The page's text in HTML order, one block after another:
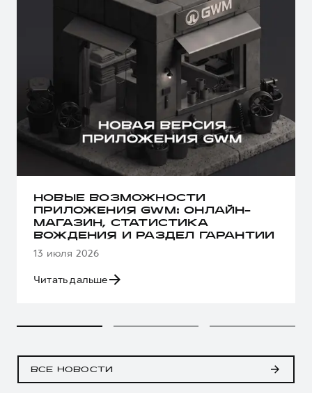
НОВЫЕ ВОЗМОЖНОСТИ
ПРИЛОЖЕНИЯ GWM: ОНЛАЙН-
МАГАЗИН, СТАТИСТИКА
ВОЖДЕНИЯ И РАЗДЕЛ ГАРАНТИИ
13 июля 2026
Читать дальше
ВСЕ НОВОСТИ